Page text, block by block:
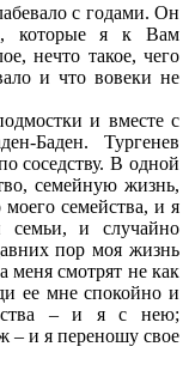
с годами. Он
которые я к Вам
нечто такое, чего
и что вовеки не
и вместе с
Баден. Тургенев
соседству. В одной
семейную жизнь,
семейства, и я
семьи, и случайно
пор моя жизнь
меня смотрят не как
ее мне спокойно и
– и я с нею;
– и я переношу свое